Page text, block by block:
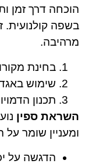
הוכחה דרך זמן
בשפה קולנועית.
מרהיבה.
בחינת
שימוש
תכנון
השראת ספין
ומעניין שומר על
הדגשה על